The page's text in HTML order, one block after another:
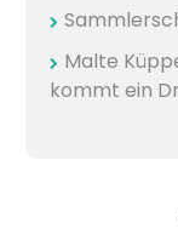
Malte
kommt ein